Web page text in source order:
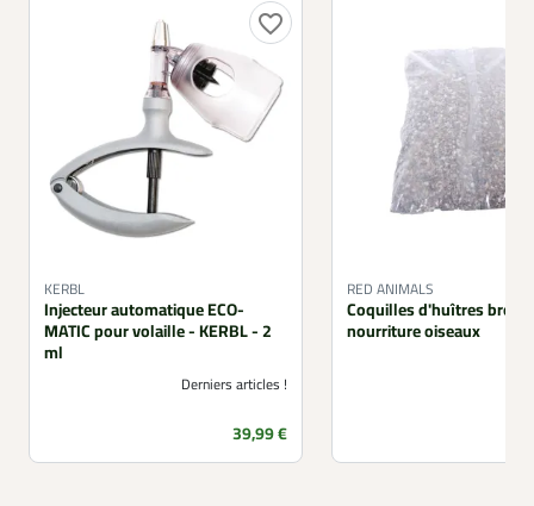
favorite_border
KERBL
Injecteur automatique ECO-
MATIC pour volaille - KERBL - 2
ml
Derniers articles !
Prix
39,99 €
RED ANIMALS
Coquilles d'huîtres
nourriture oiseaux